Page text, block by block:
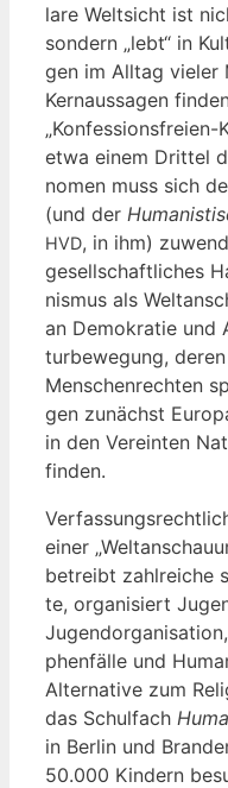
la­re Welt­sicht ist
son­dern „lebt“ in
gen im All­tag vie­ler
Kern­aus­sa­gen
„Kon­fes­si­ons­frei­en-
etwa einem Drit­tel
no­men muss sich
(und der
HVD, in ihm)
gesell­schaft­li­ches
nis­mus als
an Demo­kra­tie und
tur­be­we­gung,
Men­schen­rech­ten
gen zunächst
in den Ver­ein­ten
finden.
einer
betreibt zahl­rei­che
te, orga­ni­siert
phen­fäl­le und
Alter­na­ti­ve zum
das Schul­fach
in Ber­lin und
50.000 Kin­dern